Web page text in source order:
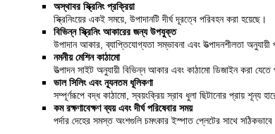
অস্থাবর স্ক্রিনিং প্রক্রিয়া
স্ক্রিনিংয়ের একই সময়ে, উপাদানটি দীর্ঘ দূরত্বে পরিবহন করা হয়েছে।
বিভিন্ন স্ক্রিনিং আকারের জন্য উপযুক্ত
উপাদান আকার, ব্যাপ্তিযোগ্যতা সম্ভাবনা এবং উত্পাদনশীলতা
নমনীয় মেশিন কাঠামো
উত্পাদন সাইট অনুযায়ী বিভিন্ন আকার এবং কাঠামো ডিজাইন করা যেতে
ভাল সিলিং এবং ন্যূনতম ধূলিকণা
সম্পূর্ণরূপে বদ্ধ কাঠামো, স্বয়ংক্রিয় স্রাব ধুলা ছিটানোর প্রায় শূন্য
কম রক্ষণাবেক্ষণ ব্যয় এবং দীর্ঘ পরিষেবার সময়
পর্দার দেহের সমস্ত অংশগুলি চমৎকার ইস্পাত প্লেটের সাথে